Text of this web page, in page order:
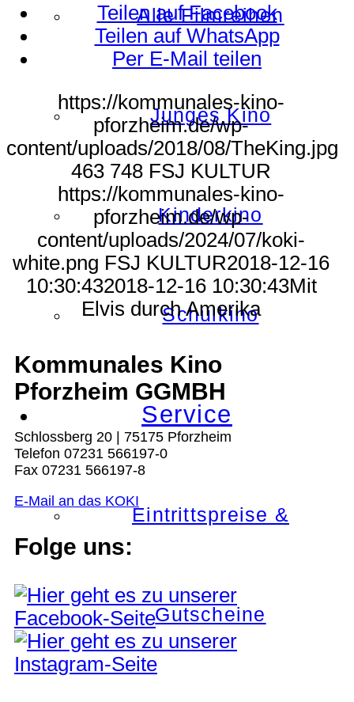
Alle Filmreihen
Junges Kino
Kinderkino
Schulkino
Service
Eintrittspreise &
Gutscheine
Teilen auf Facebook
Teilen auf WhatsApp
Per E-Mail teilen
https://kommunales-kino-
pforzheim.de/wp-
content/uploads/2018/08/TheKing.jpg
463 748 FSJ KULTUR
https://kommunales-kino-
pforzheim.de/wp-
content/uploads/2024/07/koki-
white.png FSJ KULTUR2018-12-16
10:30:432018-12-16 10:30:43Mit
Elvis durch Amerika
Kommunales Kino
Pforzheim GGMBH
Schlossberg 20 | 75175 Pforzheim
Telefon 07231 566197-0
Fax 07231 566197-8
E-Mail an das KOKI
Folge uns: